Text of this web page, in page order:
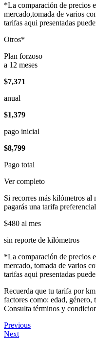
*La comparación de precios
mercado,tomada de varios
tarifas aqui presentadas
Otros*
Plan forzoso
a 12 meses
$7,371
anual
$1,379
pago inicial
$8,799
Pago total
Ver completo
Si recorres más kilómetros al
pagarás una tarifa
$480 al mes
sin reporte de kilómetros
*La comparación de precios
mercado, tomada de varios
tarifas aqui presentadas
Recuerda que tu tarifa por
factores como: edad,
Consulta términos y
Previous
Next